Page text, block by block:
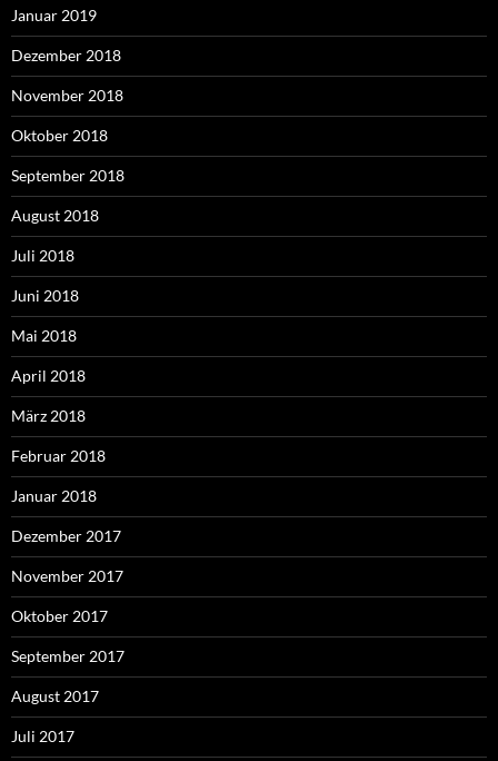
Januar 2019
Dezember 2018
November 2018
Oktober 2018
September 2018
August 2018
Juli 2018
Juni 2018
Mai 2018
April 2018
März 2018
Februar 2018
Januar 2018
Dezember 2017
November 2017
Oktober 2017
September 2017
August 2017
Juli 2017